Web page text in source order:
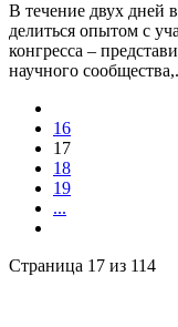
В течение двух дней
делиться опытом с
конгресса –
научного
16
17
18
19
...
Страница 17 из 114